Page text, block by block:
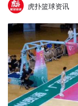
虎扑篮球资讯